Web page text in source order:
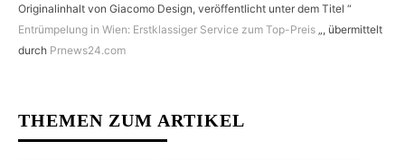
Originalinhalt von Giacomo Design, veröffentlicht unter dem Titel “
Entrümpelung in Wien: Erstklassiger Service zum Top-Preis „, übermittelt
durch Prnews24.com
THEMEN ZUM ARTIKEL